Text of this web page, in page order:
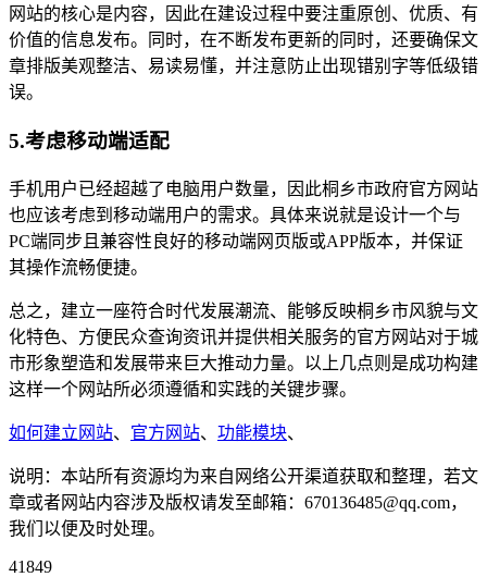
网站的核心是内容，因此在建设过程中要注重原创、优质、有
价值的信息发布。同时，在不断发布更新的同时，还要确保文
章排版美观整洁、易读易懂，并注意防止出现错别字等低级错
误。
5.考虑移动端适配
手机用户已经超越了电脑用户数量，因此桐乡市政府官方网站
也应该考虑到移动端用户的需求。具体来说就是设计一个与
PC端同步且兼容性良好的移动端网页版或APP版本，并保证
其操作流畅便捷。
总之，建立一座符合时代发展潮流、能够反映桐乡市风貌与文
化特色、方便民众查询资讯并提供相关服务的官方网站对于城
市形象塑造和发展带来巨大推动力量。以上几点则是成功构建
这样一个网站所必须遵循和实践的关键步骤。
如何建立网站、 官方网站、 功能模块、
说明：本站所有资源均为来自网络公开渠道获取和整理，若文
章或者网站内容涉及版权请发至邮箱：670136485@qq.com，
我们以便及时处理。
41849